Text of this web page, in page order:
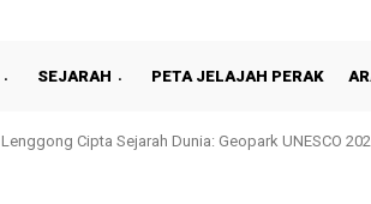
SEJARAH PETA JELAJAH PERAK
Sultan Nazrin Shah Berbuka Puasa Bersama Rakyat